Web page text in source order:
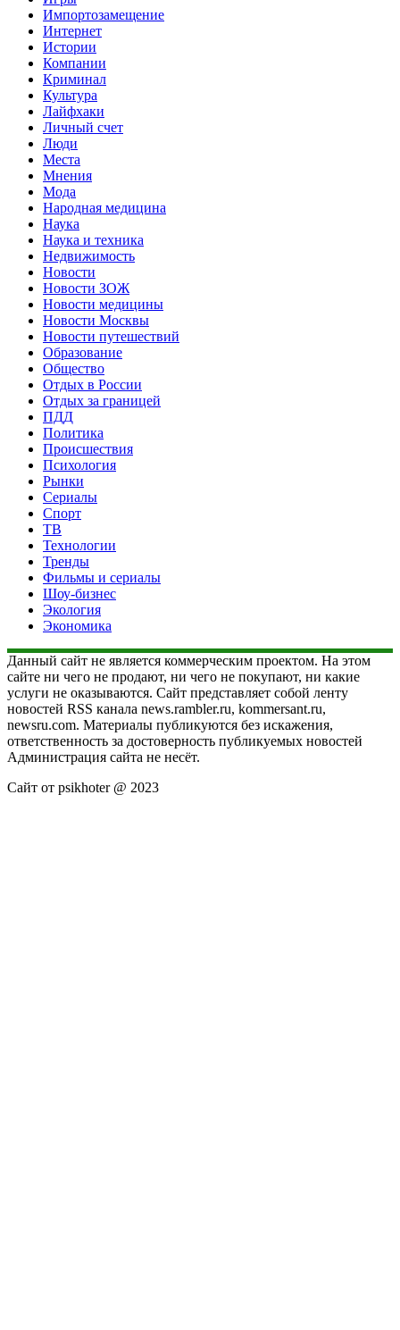
Импортозамещение
Интернет
Истории
Компании
Криминал
Культура
Лайфхаки
Личный счет
Люди
Места
Мнения
Мода
Народная медицина
Наука
Наука и техника
Недвижимость
Новости
Новости ЗОЖ
Новости медицины
Новости Москвы
Новости путешествий
Образование
Общество
Отдых в России
Отдых за границей
ПДД
Политика
Происшествия
Психология
Рынки
Сериалы
Спорт
ТВ
Технологии
Тренды
Фильмы и сериалы
Шоу-бизнес
Экология
Экономика
Данный сайт не является коммерческим проектом. На этом
сайте ни чего не продают, ни чего не покупают, ни какие
услуги не оказываются. Сайт представляет собой ленту
новостей RSS канала news.rambler.ru, kommersant.ru,
newsru.com. Материалы публикуются без искажения,
ответственность за достоверность публикуемых новостей
Администрация сайта не несёт.
Сайт от psikhoter @ 2023